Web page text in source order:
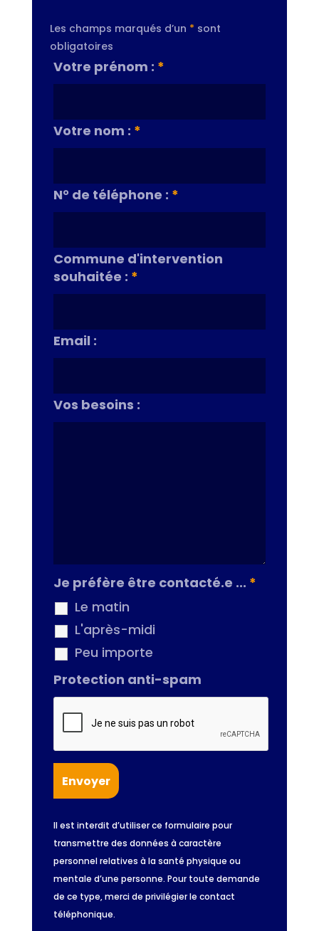
Les champs marqués d’un * sont
obligatoires
Votre prénom : *
Votre nom : *
N° de téléphone : *
Commune d'intervention
souhaitée : *
Email :
Vos besoins :
Je préfère être contacté.e ... *
Le matin
L'après-midi
Peu importe
Protection anti-spam
Il est interdit d’utiliser ce formulaire pour
transmettre des données à caractère
personnel relatives à la santé physique ou
mentale d’une personne. Pour toute demande
de ce type, merci de privilégier le contact
téléphonique.